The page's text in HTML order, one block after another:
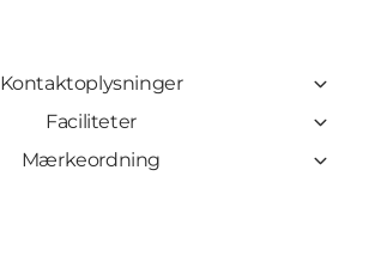
Kontaktoplysninger
Faciliteter
Mærkeordning